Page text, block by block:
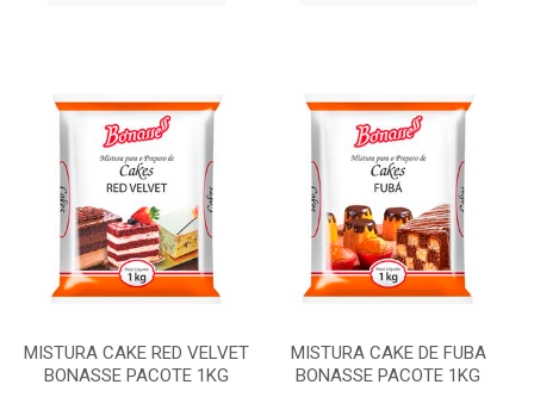
MISTURA CAKE RED VELVET
BONASSE PACOTE 1KG
MISTURA CAKE DE FUBA
BONASSE PACOTE 1KG